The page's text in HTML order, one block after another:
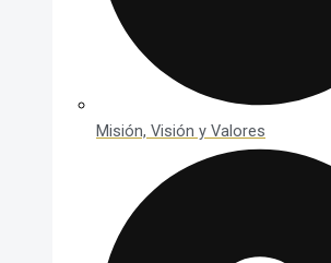
Misión, Visión y Valores